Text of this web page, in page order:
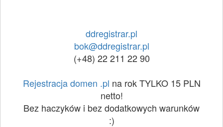
ddregistrar.pl
bok@ddregistrar.pl
(+48) 22 211 22 90
Rejestracja domen .pl na rok TYLKO 15 PLN
netto!
Bez haczyków i bez dodatkowych warunków
:)